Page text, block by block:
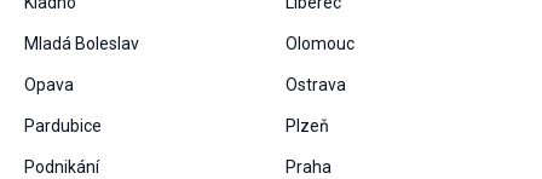
Mladá Boleslav Olomouc
Opava Ostrava
Pardubice Plzeň
Podnikání Praha